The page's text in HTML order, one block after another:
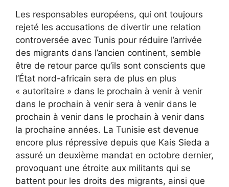
Les responsables européens, qui ont toujours
rejeté les accusations de divertir une relation
controversée avec Tunis pour réduire l’arrivée
des migrants dans l’ancien continent, semble
être de retour parce qu’ils sont conscients que
l’État nord-africain sera de plus en plus
« autoritaire » dans le prochain à venir à venir
dans le prochain à venir sera à venir dans le
prochain à venir dans le prochain à venir dans
la prochaine années. La Tunisie est devenue
encore plus répressive depuis que Kais Sieda a
assuré un deuxième mandat en octobre dernier,
provoquant une étroite aux militants qui se
battent pour les droits des migrants, ainsi que